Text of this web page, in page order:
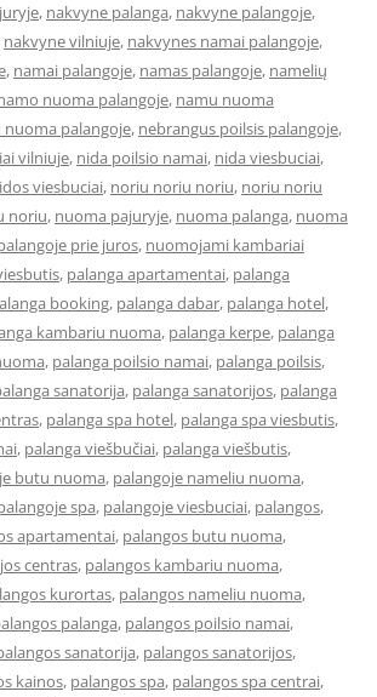
, nakvyne palanga, nakvyne palangoje,
nakvyne vilniuje, nakvynes namai palangoje,
, namai palangoje, namas palangoje, namelių
nuoma palangoje, namu nuoma
nuoma palangoje, nebrangus poilsis palangoje,
vilniuje, nida poilsio namai, nida viesbuciai,
viesbuciai, noriu noriu noriu, noriu noriu
noriu, nuoma pajuryje, nuoma palanga, nuoma
prie juros, nuomojami kambariai
, palanga apartamentai, palanga
booking, palanga dabar, palanga hotel,
kambariu nuoma, palanga kerpe, palanga
, palanga poilsio namai, palanga poilsis,
sanatorija, palanga sanatorijos, palanga
, palanga spa hotel, palanga spa viesbutis,
, palanga viešbučiai, palanga viešbutis,
butu nuoma, palangoje nameliu nuoma,
spa, palangoje viesbuciai, palangos,
apartamentai, palangos butu nuoma,
centras, palangos kambariu nuoma,
kurortas, palangos nameliu nuoma,
palanga, palangos poilsio namai,
sanatorija, palangos sanatorijos,
kainos, palangos spa, palangos spa centrai,